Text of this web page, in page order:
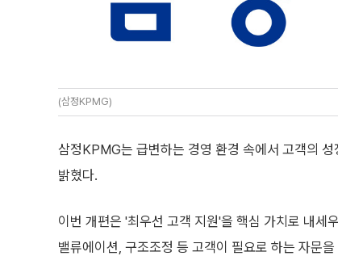
(삼정KPMG)
삼정KPMG는 급변하는 경영 환경 속에서 고객의
밝혔다.
이번 개편은 '최우선 고객 지원'을 핵심 가치로 내세
밸류에이션, 구조조정 등 고객이 필요로 하는 자문